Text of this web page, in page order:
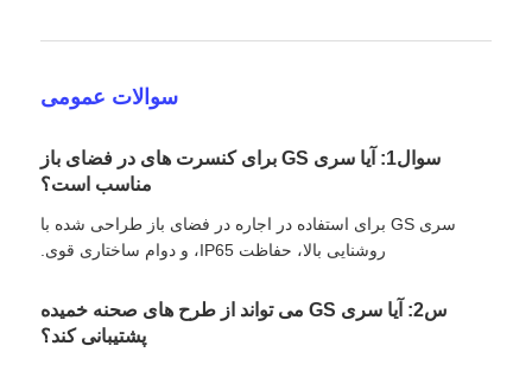
سوالات عمومی
سوال1: آیا سری GS برای کنسرت های در فضای باز
مناسب است؟
سری GS برای استفاده در اجاره در فضای باز طراحی شده با
روشنایی بالا، حفاظت IP65، و دوام ساختاری قوی.
س2: آیا سری GS می تواند از طرح های صحنه خمیده
پشتیبانی کند؟